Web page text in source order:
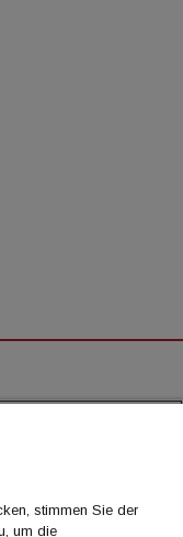
stimmen Sie der
um die